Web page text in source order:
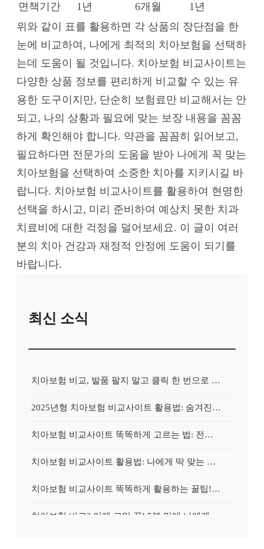
면책기간 1년 6개월
1년
위와 같이 표를 활용하면 각 상품의 장단점을 한
눈에 비교하여, 나에게 최적의 치아보험을 선택하
는데 도움이 될 것입니다. 치아보험 비교사이트는
다양한 상품 정보를 편리하게 비교할 수 있는 유
용한 도구이지만, 단순히 보험료만 비교해서는 안
되고, 나의 상황과 필요에 맞는 보장 내용을 꼼꼼
하게 확인해야 합니다. 약관을 꼼꼼히 읽어보고,
필요하다면 전문가의 도움을 받아 나에게 꼭 맞는
치아보험을 선택하여 소중한 치아를 지키시길 바
랍니다. 치아보험 비교사이트를 활용하여 현명한
선택을 하시고, 미리 준비하여 예상치 못한 치과
치료비에 대한 걱정을 덜어보세요. 이 글이 여러
분의 치아 건강과 재정적 안정에 도움이 되기를
바랍니다.
최신 소식
치아보험 비교, 발품 팔지 말고 클릭 한 번으로 끝내는 비법! 후기 대방출
2025년형 치아보험 비교사이트 활용법: 숨겨진 보험금 100% 환급 전략
치아보험 비교사이트 똑똑하게 고르는 법: 전문가가 알려주는 5가지 꿀팁
치아보험 비교사이트 활용법: 나에게 딱 맞는 보험, 손쉽게 찾는 비법 공개
치아보험 비교사이트 똑똑하게 활용하는 꿀팁! 내 보험금 최대 2배로 불리기